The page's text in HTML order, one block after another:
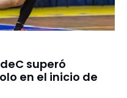
superó
en el inicio de